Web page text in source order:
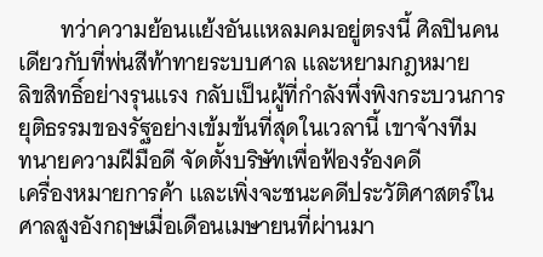
ทว่าความย้อนแย้งอันแหลมคมอยู่ตรงนี้ ศิลปินคน
เดียวกับที่พ่นสีท้าทายระบบศาล และหยามกฎหมาย
ลิขสิทธิ์อย่างรุนแรง กลับเป็นผู้ที่กำลังพึ่งพิงกระบวนการ
ยุติธรรมของรัฐอย่างเข้มข้นที่สุดในเวลานี้ เขาจ้างทีม
ทนายความฝีมือดี จัดตั้งบริษัทเพื่อฟ้องร้องคดี
เครื่องหมายการค้า และเพิ่งจะชนะคดีประวัติศาสตร์ใน
ศาลสูงอังกฤษเมื่อเดือนเมษายนที่ผ่านมา